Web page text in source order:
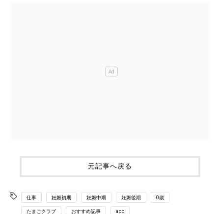
元記事へ戻る
仕事 妊娠初期 妊娠中期 妊娠後期 0歳
たまごクラブ おすすめ記事 app